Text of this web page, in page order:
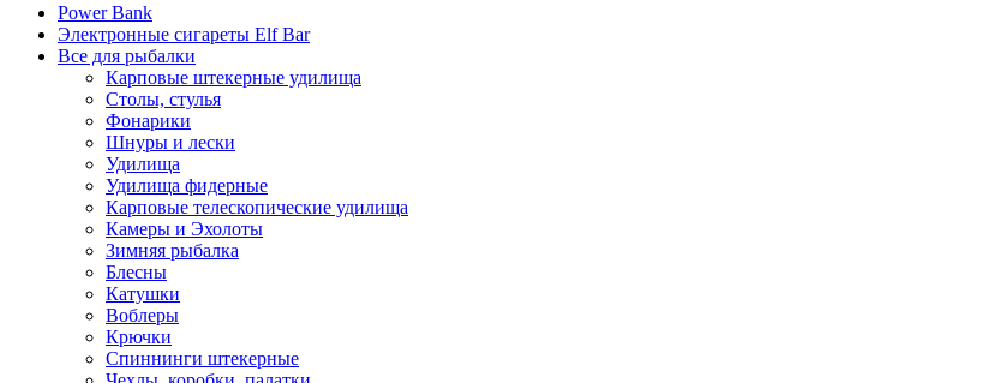
Power Bank
Электронные сигареты Elf Bar
Все для рыбалки
Карповые штекерные удилища
Столы, стулья
Фонарики
Шнуры и лески
Удилища
Удилища фидерные
Карповые телескопические удилища
Камеры и Эхолоты
Зимняя рыбалка
Блесны
Катушки
Воблеры
Крючки
Спиннинги штекерные